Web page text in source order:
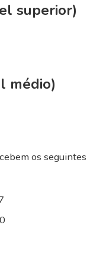
superior)
médio)
os seguintes